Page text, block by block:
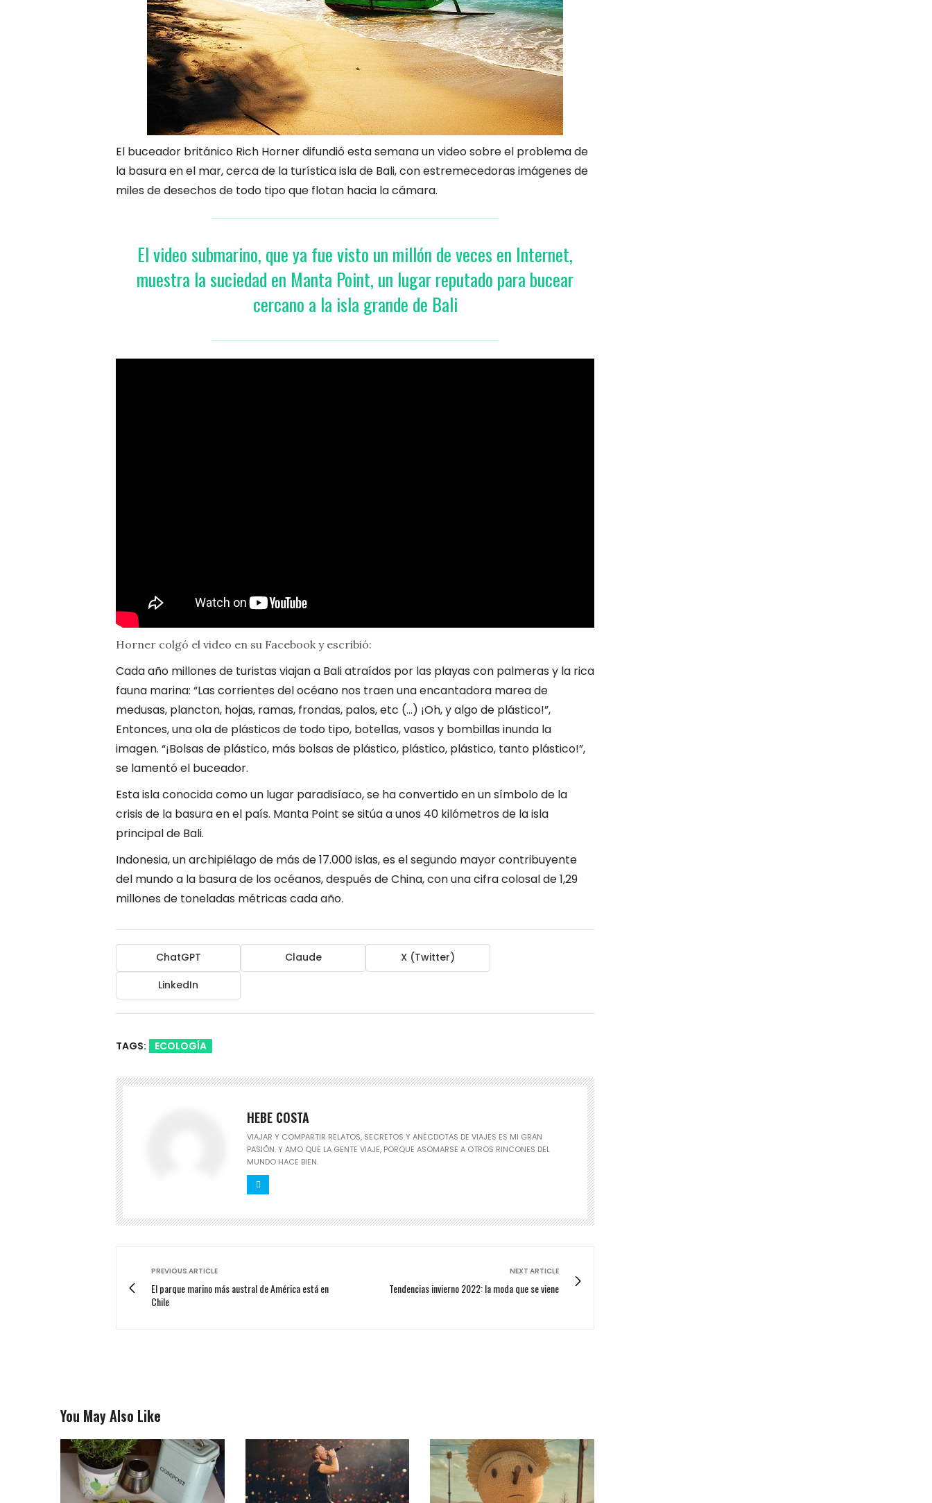
El buceador británico Rich Horner difundió esta semana un video sobre el problema de
la basura en el mar, cerca de la turística isla de Bali, con estremecedoras imágenes de
miles de desechos de todo tipo que flotan hacia la cámara.
El video submarino, que ya fue visto un millón de veces en Internet,
muestra la suciedad en Manta Point, un lugar reputado para bucear
cercano a la isla grande de Bali
Horner colgó el video en su Facebook y escribió:
Cada año millones de turistas viajan a Bali atraídos por las playas con palmeras y la rica
fauna marina: “Las corrientes del océano nos traen una encantadora marea de
medusas, plancton, hojas, ramas, frondas, palos, etc (…) ¡Oh, y algo de plástico!”,
Entonces, una ola de plásticos de todo tipo, botellas, vasos y bombillas inunda la
imagen. “¡Bolsas de plástico, más bolsas de plástico, plástico, plástico, tanto plástico!”,
se lamentó el buceador.
Esta isla conocida como un lugar paradisíaco, se ha convertido en un símbolo de la
crisis de la basura en el país. Manta Point se sitúa a unos 40 kilómetros de la isla
principal de Bali.
Indonesia, un archipiélago de más de 17.000 islas, es el segundo mayor contribuyente
del mundo a la basura de los océanos, después de China, con una cifra colosal de 1,29
millones de toneladas métricas cada año.
ChatGPT Claude
X (Twitter)
LinkedIn
TAGS: ECOLOGÍA
HEBE COSTA
VIAJAR Y COMPARTIR RELATOS, SECRETOS Y ANÉCDOTAS DE VIAJES ES MI GRAN
PASIÓN. Y AMO QUE LA GENTE VIAJE, PORQUE ASOMARSE A OTROS RINCONES DEL
MUNDO HACE BIEN.
PREVIOUS ARTICLE
El parque marino más austral de América está en
Chile
NEXT ARTICLE
Tendencias invierno 2022: la moda que se viene
You May Also Like